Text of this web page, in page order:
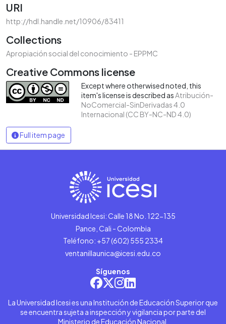
URI
http://hdl.handle.net/10906/83411
Collections
Apropiación social del conocimiento - EPPMC
Creative Commons license
Except where otherwised noted, this
item's license is described asAtribución-
NoComercial-SinDerivadas 4.0
Internacional (CC BY-NC-ND 4.0)
Full item page
Universidad Icesi: Calle 18 No. 122-135
Pance, Cali - Colombia
Teléfono: +57 (602) 555 2334
ventanillaunica@icesi.edu.co
Síguenos
La Universidad Icesi es una Institución de Educación Superior que
se encuentra sujeta a inspección y vigilancia por parte del
Ministerio de Educación Nacional.